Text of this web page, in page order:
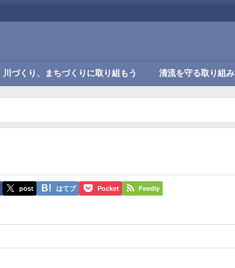
川づくり、まちづくりに取り組もう 清流を守る取り組み
post はてブ Pocket Feedly